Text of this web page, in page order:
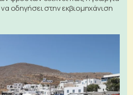
οδηγήσει στην εκβιομηχάνιση